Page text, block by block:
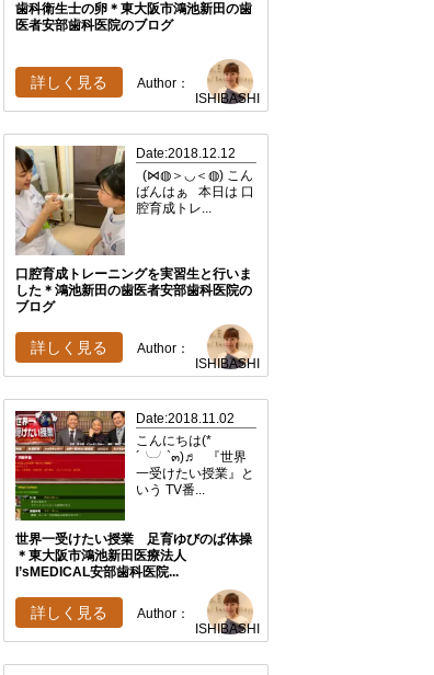
歯科衛生士の卵＊東大阪市鴻池新田の歯
医者安部歯科医院のブログ
Author：
ISHIBASHI
詳しく見る
Date:2018.12.12
(⋈◍＞◡＜◍) こん
ばんはぁ 本日は 口
腔育成トレ...
口腔育成トレーニングを実習生と行いま
した＊鴻池新田の歯医者安部歯科医院の
ブログ
Author：
ISHIBASHI
詳しく見る
Date:2018.11.02
こんにちは(*
´╰╯`๓)♬ 『世界
一受けたい授業』と
いう TV番...
世界一受けたい授業 足育ゆびのば体操
＊東大阪市鴻池新田医療法人
I’sMEDICAL安部歯科医院...
Author：
ISHIBASHI
詳しく見る